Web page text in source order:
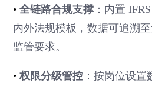
•全链路合规支撑 ：内置
内外法规模板，数据可追溯
监管要求。
•权限分级管控 ：按岗位设